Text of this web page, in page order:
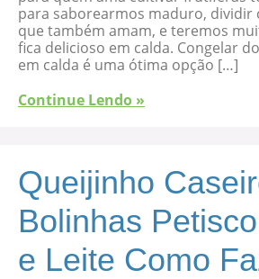
para saborearmos maduro, dividir
que também amam, e teremos
fica delicioso em calda. Congelar
em calda é uma ótima opção […]
Continue Lendo »
Queijinho
Bolinhas
e Leite Como